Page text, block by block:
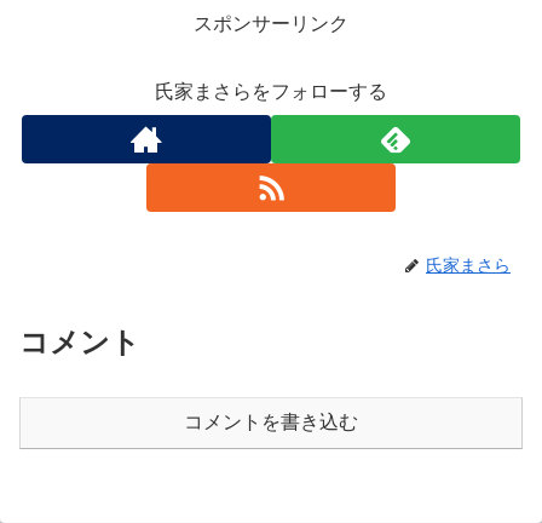
スポンサーリンク
氏家まさらをフォローする
氏家まさら
コメント
コメントを書き込む